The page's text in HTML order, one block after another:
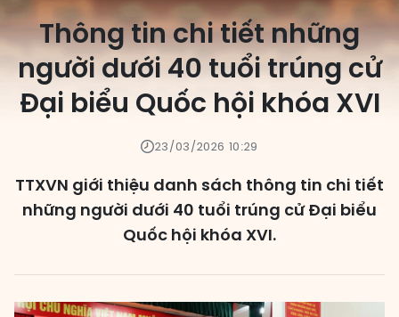
Dư luận quốc tế
Hỏi đáp bầu cử
Bầu cử địa phương
E-magazine
Infographic
Cử tri tham gia bầu cử
Tổng số đại biểu quốc hội
Nữ đại biểu Quốc hội
HĐND cấp tỉnh, thành phố
Thông tin chi tiết những
người dưới 40 tuổi trúng cử
Đại biểu Quốc hội khóa XVI
23/03/2026 10:29
TTXVN giới thiệu danh sách thông tin chi tiết
những người dưới 40 tuổi trúng cử Đại biểu
Quốc hội khóa XVI.